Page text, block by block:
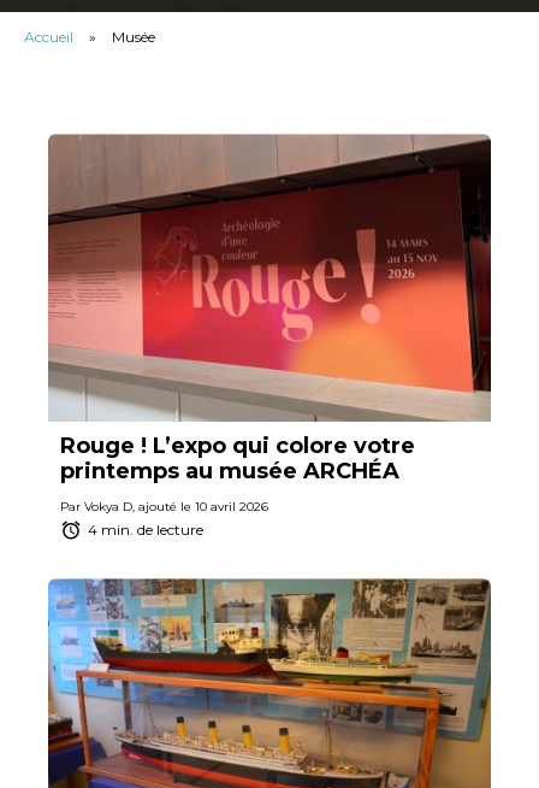
Accueil » Musée
Rouge ! L’expo qui colore votre
printemps au musée ARCHÉA
Par Vokya D, ajouté le 10 avril 2026
4 min. de lecture